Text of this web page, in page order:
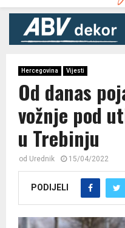
MENU
Hercegovina Vijesti
Od danas
vožnje pod
u Trebinju
od Urednik 15/04/2022
PODIJELI